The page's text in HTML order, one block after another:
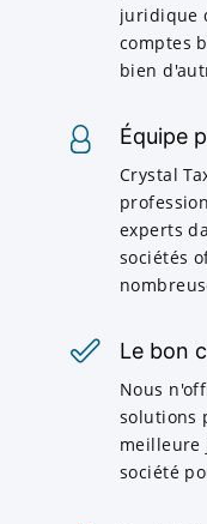
juridique
comptes
bien
Équipe
Crystal
experts
sociétés
Le bon
Nous
solutions
société